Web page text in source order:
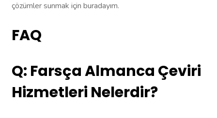
çözümler sunmak için buradayım.
FAQ
Q: Farsça Almanca Çeviri
Hizmetleri Nelerdir?